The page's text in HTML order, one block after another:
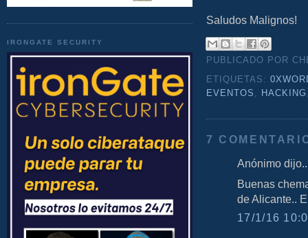
IRONGATE SECURITY
Saludos Malignos!
PUBLICADO POR
ETIQUETAS:
EVENTOS , HACKING
7
Anónimo
Buenas
de Alicante..
17/1/16